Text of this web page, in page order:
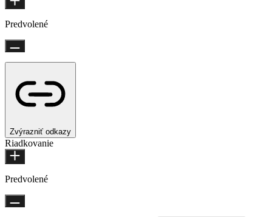
Predvolené
Zvýrazniť odkazy
Riadkovanie
Predvolené